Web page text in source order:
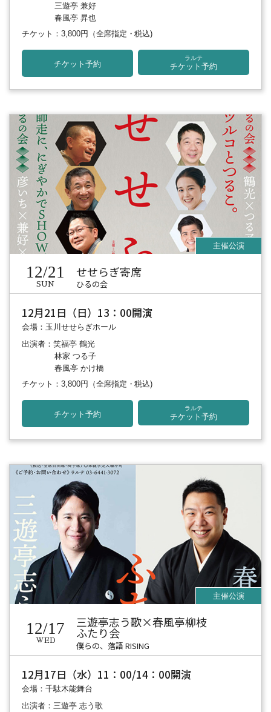
三遊亭 兼好
春風亭 昇也
チケット：3,800円 （全席指定・税込)
チケット予約
ラルテ
チケット予約
12/21
SUN
せせらぎ寄席
ひるの会
12月21日（日）13：00開演
会場：玉川せせらぎホール
出演者：笑福亭 鶴光
林家 つる子
春風亭 かけ橋
チケット：3,800円
（全席指定・税込)
チケット予約
ラルテ
チケット予約
12/17
WED
三遊亭志う歌×春風亭柳枝
ふたり会
僕らの、落語 RISING
12月17日（水）11：00/14：00開演
会場：千駄木能舞台
出演者：三遊亭 志う歌